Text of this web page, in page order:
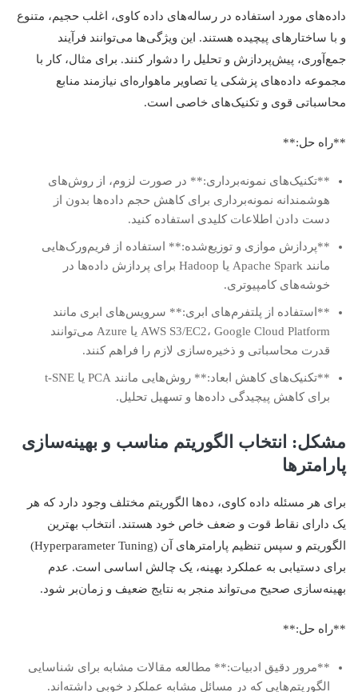
داده‌های مورد استفاده در رساله‌های داده کاوی، اغلب حجیم، متنوع
و با ساختارهای پیچیده هستند. این ویژگی‌ها می‌توانند فرآیند
جمع‌آوری، پیش‌پردازش و تحلیل را دشوار کنند. برای مثال، کار با
مجموعه داده‌های پزشکی یا تصاویر ماهواره‌ای نیازمند منابع
محاسباتی قوی و تکنیک‌های خاصی است.
**راه حل:**
**تکنیک‌های نمونه‌برداری:** در صورت لزوم، از روش‌های
هوشمندانه نمونه‌برداری برای کاهش حجم داده‌ها بدون از
دست دادن اطلاعات کلیدی استفاده کنید.
**پردازش موازی و توزیع‌شده:** استفاده از فریم‌ورک‌هایی
مانند Apache Spark یا Hadoop برای پردازش داده‌ها در
خوشه‌های کامپیوتری.
**استفاده از پلتفرم‌های ابری:** سرویس‌های ابری مانند
AWS S3/EC2، Google Cloud Platform یا Azure می‌توانند
قدرت محاسباتی و ذخیره‌سازی لازم را فراهم کنند.
**تکنیک‌های کاهش ابعاد:** روش‌هایی مانند PCA یا t-SNE
برای کاهش پیچیدگی داده‌ها و تسهیل تحلیل.
مشکل: انتخاب الگوریتم مناسب و بهینه‌سازی
پارامترها
برای هر مسئله داده کاوی، ده‌ها الگوریتم مختلف وجود دارد که هر
یک دارای نقاط قوت و ضعف خاص خود هستند. انتخاب بهترین
الگوریتم و سپس تنظیم پارامترهای آن (Hyperparameter Tuning)
برای دستیابی به عملکرد بهینه، یک چالش اساسی است. عدم
بهینه‌سازی صحیح می‌تواند منجر به نتایج ضعیف و زمان‌بر شود.
**راه حل:**
**مرور دقیق ادبیات:** مطالعه مقالات مشابه برای شناسایی
الگوریتم‌هایی که در مسائل مشابه عملکرد خوبی داشته‌اند.